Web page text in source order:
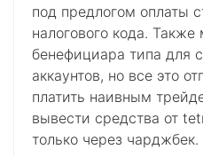
под предлогом оплаты
налогового кода. Также
бенефициара типа для
аккаунтов, но все это
платить наивным
вывести средства от
только через чарджбек.